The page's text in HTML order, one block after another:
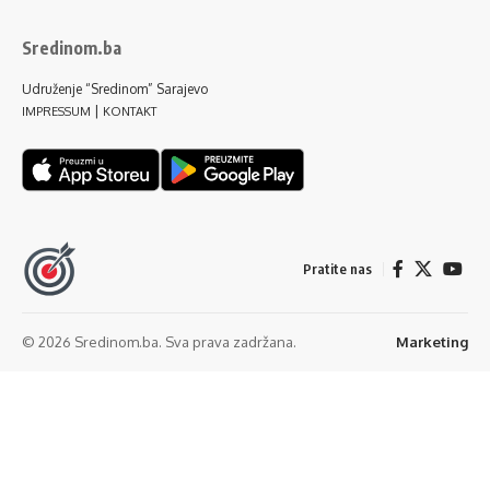
Sredinom.ba
Udruženje “Sredinom” Sarajevo
IMPRESSUM KONTAKT
Pratite nas
© 2026 Sredinom.ba. Sva prava zadržana. Marketing